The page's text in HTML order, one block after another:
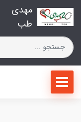
مهدی
طب